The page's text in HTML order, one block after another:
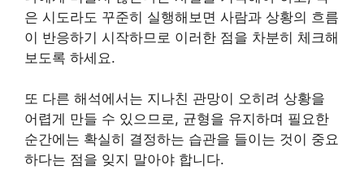
은 시도라도 꾸준히 실행해보면 사람과 상황의 흐름
이 반응하기 시작하므로 이러한 점을 차분히 체크해
보도록 하세요.
또 다른 해석에서는 지나친 관망이 오히려 상황을
어렵게 만들 수 있으므로, 균형을 유지하며 필요한
순간에는 확실히 결정하는 습관을 들이는 것이 중요
하다는 점을 잊지 말아야 합니다.